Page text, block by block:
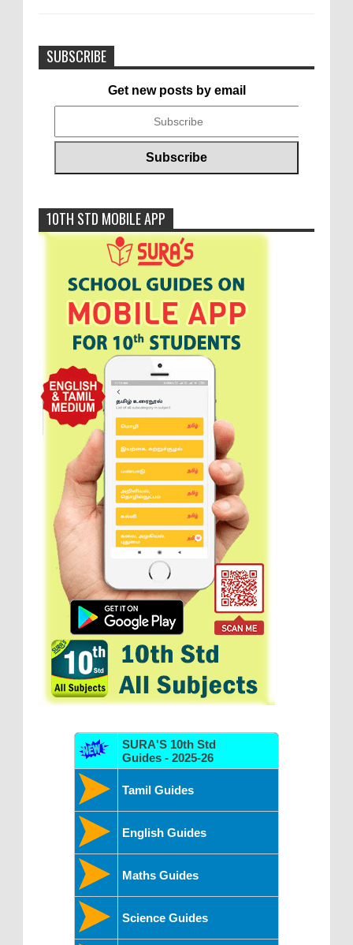
SUBSCRIBE
Get new posts by email
10TH STD MOBILE APP
SURA'S 10th Std
Guides - 2025-26
Tamil Guides
English Guides
Maths Guides
Science Guides